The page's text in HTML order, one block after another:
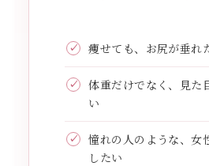
痩せても、お尻が垂れ
体重だけでなく、見た
い
憧れの人のような、女
したい